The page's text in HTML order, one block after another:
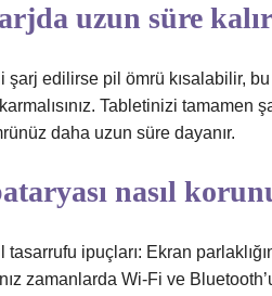
uzun süre
şarj edilirse pil ömrü kısalabilir,
Tabletinizi
daha uzun süre dayanır.
nasıl
tasarrufu ipuçları: Ekran
zamanlarda Wi-Fi ve